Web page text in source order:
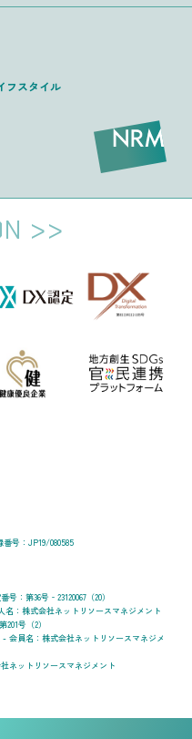
フスタイル
番号：JP19/080585
：第36号‐23120067（20）
名：株式会社ネットリソースマネジメント
号（2）
会員名：株式会社ネットリソースマネジメ
ネットリソースマネジメント